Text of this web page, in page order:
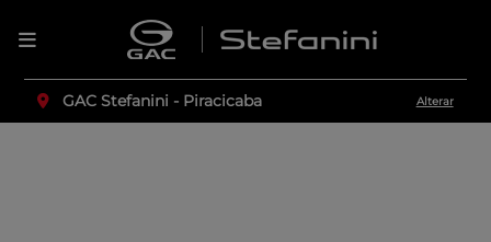
GAC Stefanini - Piracicaba Alterar